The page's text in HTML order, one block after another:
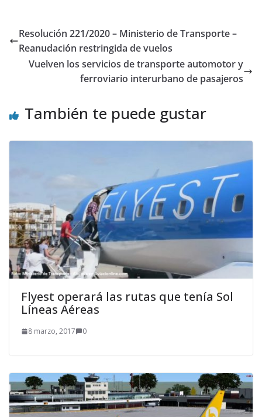
Resolución 221/2020 – Ministerio de Transporte –
Reanudación restringida de vuelos
Vuelven los servicios de transporte automotor y
ferroviario interurbano de pasajeros
También te puede gustar
Flyest operará las rutas que tenía Sol
Líneas Aéreas
8 marzo, 2017 0